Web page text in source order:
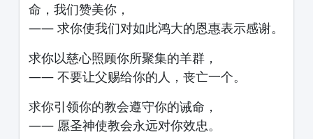
命，我们赞美你，
—— 求你使我们对如此鸿大的恩惠表示感谢。
求你以慈心照顾你所聚集的羊群，
—— 不要让父赐给你的人，丧亡一个。
求你引领你的教会遵守你的诫命，
—— 愿圣神使教会永远对你效忠。